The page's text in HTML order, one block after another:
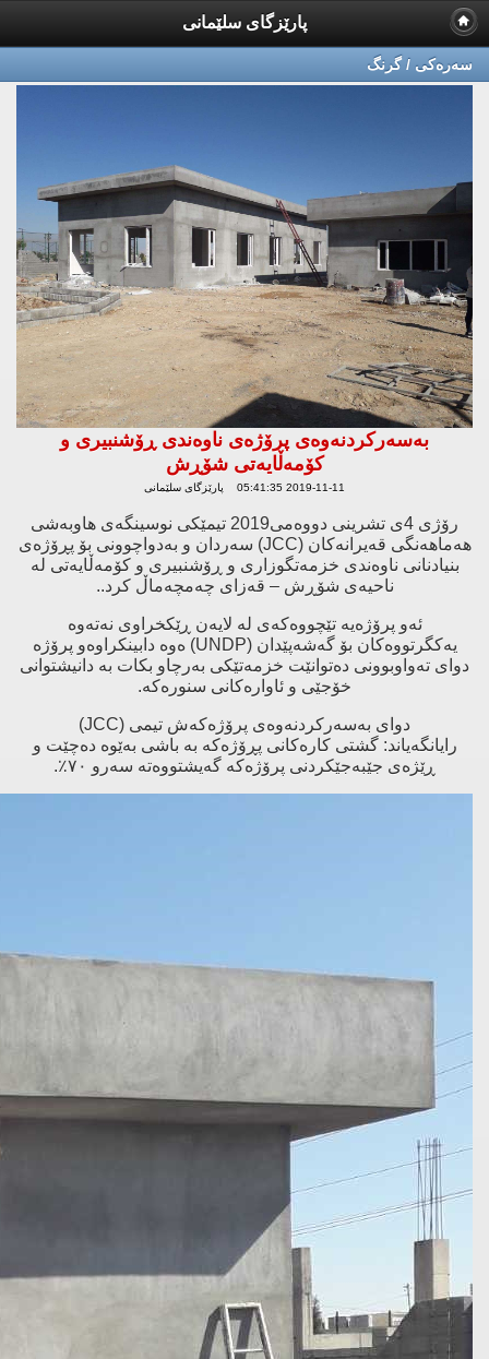
پارێزگای سلێمانی
سه‌ره‌كی / گرنگ
به‌سه‌ركردنه‌وه‌ی پرۆژه‌ی ناوەندی ڕۆشنبیری و
کۆمەڵایەتی شۆڕش
2019-11-11 05:41:35 پارێزگای سلێمانی
رۆژی 4ی تشرینی دووه‌می2019 تیمێكی نوسینگەی هاوبەشی
هەماهەنگی قەیرانەکان (JCC) سەردان و بەدواچوونی بۆ پڕۆژەی
بنیادنانی ناوەندی خزمەتگوزاری و ڕۆشنبیری و کۆمەڵایەتی لە
نا‌حیەی شۆڕش – قەزای چەمچەماڵ كرد..
ئه‌و پرۆژه‌یه‌ تێچووەکەی لە لایەن ڕێکخراوی نەتەوە
یەکگرتووەکان بۆ گەشەپێدان (UNDP) ەوە دابینکراوەو پرۆژه‌
دوای ته‌واوبوونی ده‌توانێت خزمه‌تێكی به‌رچاو بكات به‌ دانیشتوانی
خۆجێی و ئاواره‌كانی سنوره‌كه‌.
دوای به‌سه‌ركردنه‌وه‌ی پرۆژه‌كه‌ش تیمی (JCC
)
رایانگه‌یاند: گشتی کارەکانی پڕۆژەکە بە باشی بەێوە دەچێت و
ڕێژەی جێبەجێکردنی پرۆژەکە گەیشتووەتە سەرو ٧٠٪.